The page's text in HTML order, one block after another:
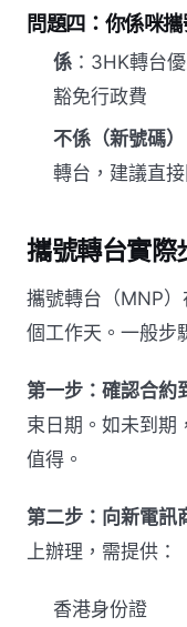
問題四：你係咪
係 ：3HK轉台
豁免行政費
不係（新號碼）
轉台，建議直
攜號轉台實際
攜號轉台（MNP
個工作天。一般步
第一步：確認合約
束日期。如未到期
值得。
第二步：向新電訊
上辦理，需提供：
香港身份證